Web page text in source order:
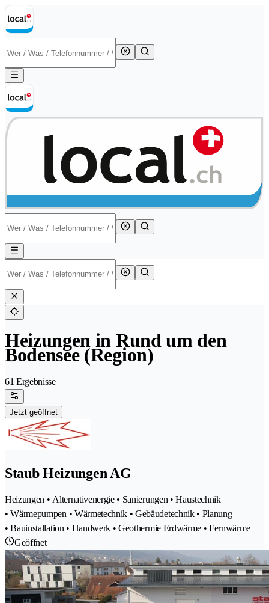
Heizungen in Rund um den
Bodensee (Region)
61 Ergebnisse
Jetzt geöffnet
Staub Heizungen AG
Heizungen • Alternativenergie • Sanierungen • Haustechnik
• Wärmepumpen • Wärmetechnik • Gebäudetechnik • Planung
• Bauinstallation • Handwerk • Geothermie Erdwärme • Fernwärme
Geöffnet